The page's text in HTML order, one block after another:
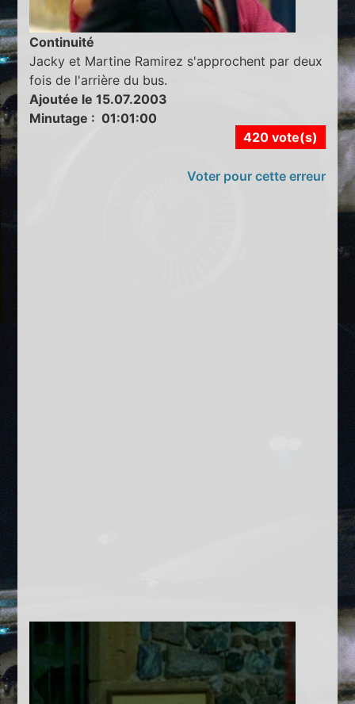
Continuité
Jacky et Martine Ramirez s'approchent par deux
fois de l'arrière du bus.
Ajoutée le 15.07.2003
Minutage : 01:01:00
420 vote(s)
Voter pour cette erreur